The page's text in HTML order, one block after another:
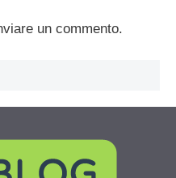
un commento.